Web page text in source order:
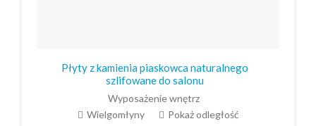
Płyty z kamienia piaskowca naturalnego
szlifowane do salonu
Wyposażenie wnętrz
Wielgomłyny
Pokaż odległość